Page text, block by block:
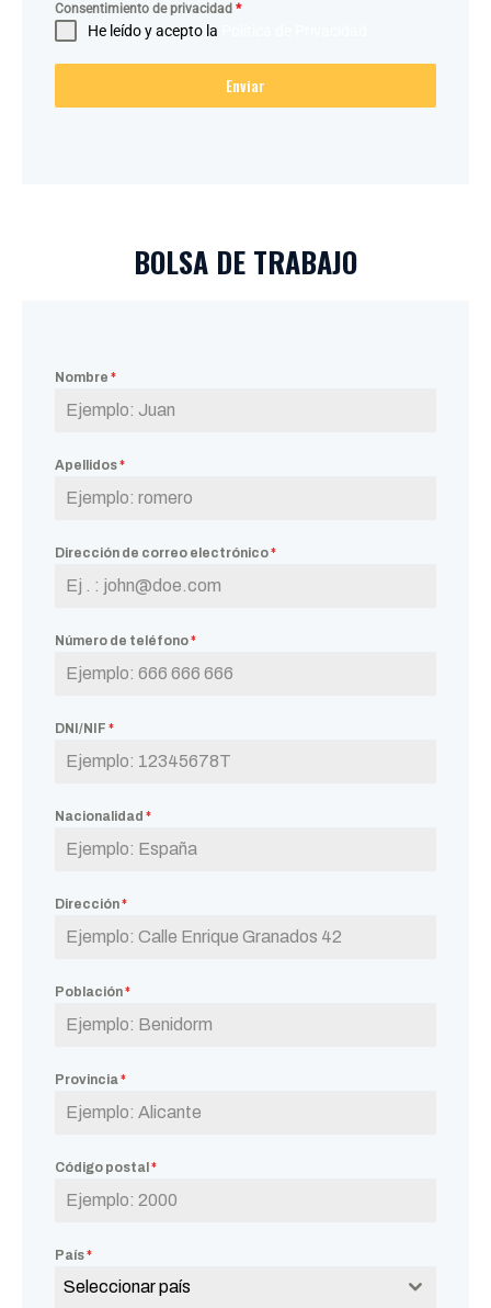
Consentimiento de privacidad *
He leído y acepto la
Enviar
BOLSA DE TRABAJO
Nombre *
Apellidos*
Dirección de correo electrónico*
Número de teléfono*
DNI/NIF *
Nacionalidad *
Dirección*
Población*
Provincia*
Código postal *
País*
Seleccionar país